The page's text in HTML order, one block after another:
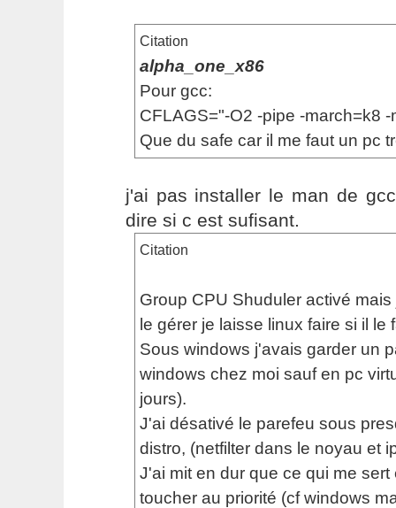
Citation
alpha_one_x86
Pour gcc:
CFLAGS="-O2 -pipe -march=k8 -
Que du safe car il me faut un pc
j'ai pas installer le man de
dire si c est sufisant.
Citation
Group CPU Shuduler activé
le gérer je laisse linux faire si il le
Sous windows j'avais garder un
windows chez moi sauf en pc
jours).
J'ai désativé le parefeu sous
distro, (netfilter dans le noyau et
J'ai mit en dur que ce qui me sert
toucher au priorité (cf windows